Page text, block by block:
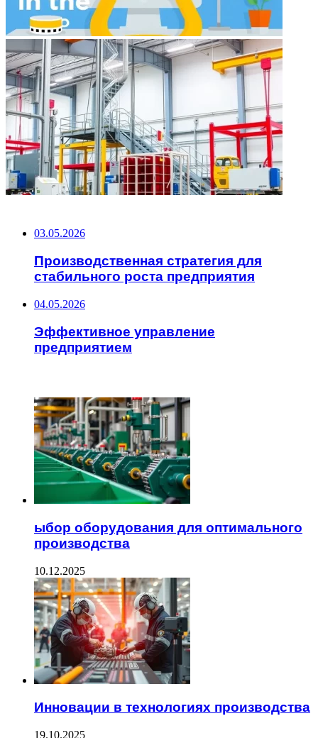
03.05.2026
Производственная стратегия для
стабильного роста предприятия
04.05.2026
Эффективное управление
предприятием
ыбор оборудования для оптимального
производства
10.12.2025
Инновации в технологиях производства
19.10.2025